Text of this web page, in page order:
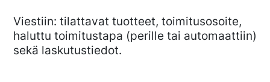
Viestiin: tilattavat tuotteet, toimitusosoite,
haluttu toimitustapa (perille tai automaattiin)
sekä laskutustiedot.